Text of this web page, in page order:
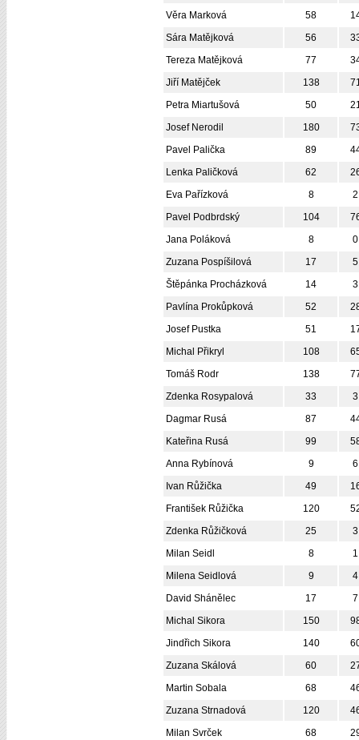
Věra Marková
58
Sára Matějková
56
Tereza Matějková
77
Jiří Matějček
138
Petra Miartušová
50
Josef Nerodil
180
Pavel Palička
89
Lenka Paličková
62
Eva Pařízková
8
2
Pavel Podbrdský
104
Jana Poláková
8
0
Zuzana Pospíšilová
17
5
Štěpánka Procházková
14
3
Pavlína Prokůpková
52
Josef Pustka
51
Michal Přikryl
108
Tomáš Rodr
138
Zdenka Rosypalová
33
3
Dagmar Rusá
87
Kateřina Rusá
99
Anna Rybínová
9
6
Ivan Růžička
49
František Růžička
120
Zdenka Růžičková
25
3
Milan Seidl
8
1
Milena Seidlová
9
4
David Shánělec
17
7
Michal Sikora
150
Jindřich Sikora
140
Zuzana Skálová
60
Martin Sobala
68
Zuzana Strnadová
120
Milan Svrček
68